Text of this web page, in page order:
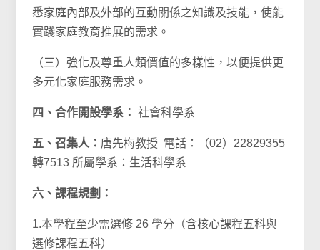
悉家庭內部及外部的互動關係之知識及技能，使能
實踐家庭教育推展的需求。
（三）強化及尊重人類價值的多樣性，以便提供更
多元化家庭服務需求。
四、合作開設學系： 社會科學系
五、召集人： 唐先梅教授 電話：（02）22829355
轉7513 所屬學系：生活科學系
六、課程規劃：
1.本學程至少需選修 26 學分（含核心課程五科與
選修課程五科）